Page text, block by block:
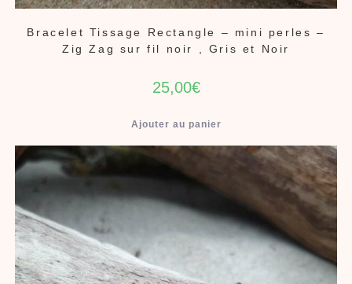
Bracelet Tissage Rectangle – mini perles –
Zig Zag sur fil noir , Gris et Noir
25,00€
Ajouter au panier